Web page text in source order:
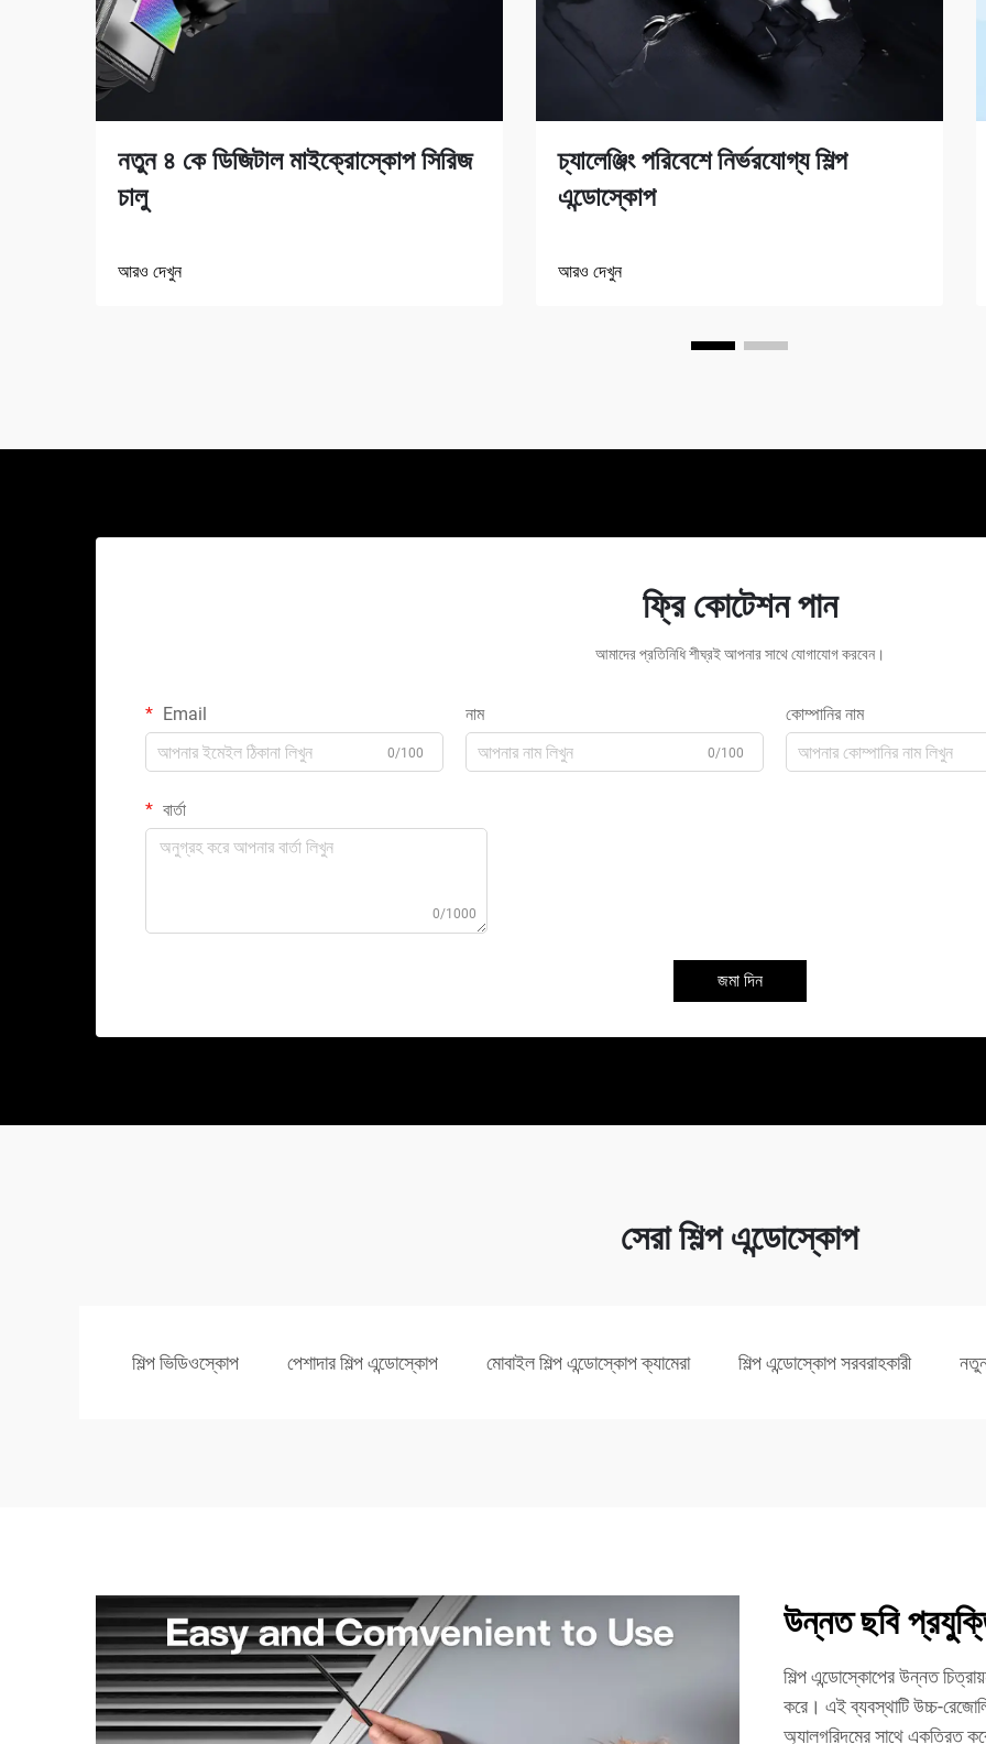
নতুন ৪ কে ডিজিটাল মাইক্রোস্কোপ সিরিজ
চালু
আরও দেখুন
চ্যালেঞ্জিং পরিবেশে নির্ভরযোগ্য শিল্প
এন্ডোস্কোপ
আরও দেখুন
ফ্রি কোটেশন পান
আমাদের প্রতিনিধি শীঘ্রই আপনার সাথে যোগাযোগ করবেন।
Email
0/100
নাম
0/100
কোম্পানির নাম
বার্তা
0/1000
জমা দিন
সেরা শিল্প এন্ডোস্কোপ
শিল্প ভিডিওস্কোপ পেশাদার শিল্প এন্ডোস্কোপ মোবাইল শিল্প এন্ডোস্কোপ ক্যামেরা শিল্প এন্ডোস্কোপ সরবরাহকারী
উন্নত ছবি
শিল্প এন্ডোস্কোপের উন্নত
করে। এই ব্যবস্থাটি উচ্চ-
অ্যালগরিদমের সাথে একত্রিত